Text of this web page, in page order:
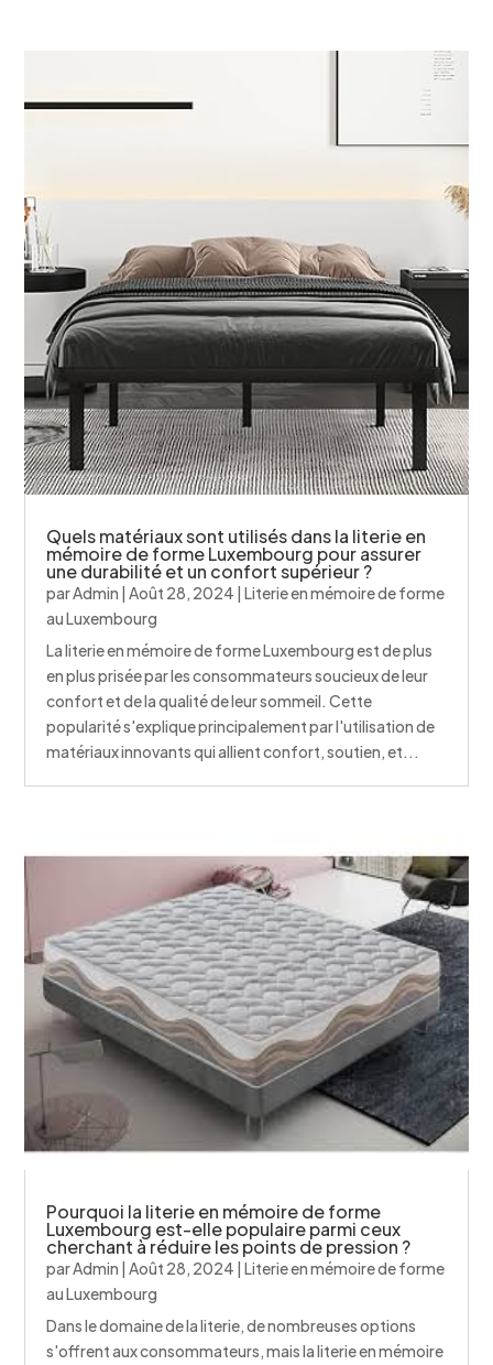
Quels matériaux sont utilisés dans la literie en
mémoire de forme Luxembourg pour assurer
une durabilité et un confort supérieur ?
parAdmin |Août 28, 2024 |Literie en mémoire de forme
au Luxembourg
La literie en mémoire de forme Luxembourg est de plus
en plus prisée par les consommateurs soucieux de leur
confort et de la qualité de leur sommeil. Cette
popularité s'explique principalement par l'utilisation de
matériaux innovants qui allient confort, soutien, et...
Pourquoi la literie en mémoire de forme
Luxembourg est-elle populaire parmi ceux
cherchant à réduire les points de pression ?
parAdmin |Août 28, 2024 |Literie en mémoire de forme
au Luxembourg
Dans le domaine de la literie, de nombreuses options
s'offrent aux consommateurs, mais la literie en mémoire